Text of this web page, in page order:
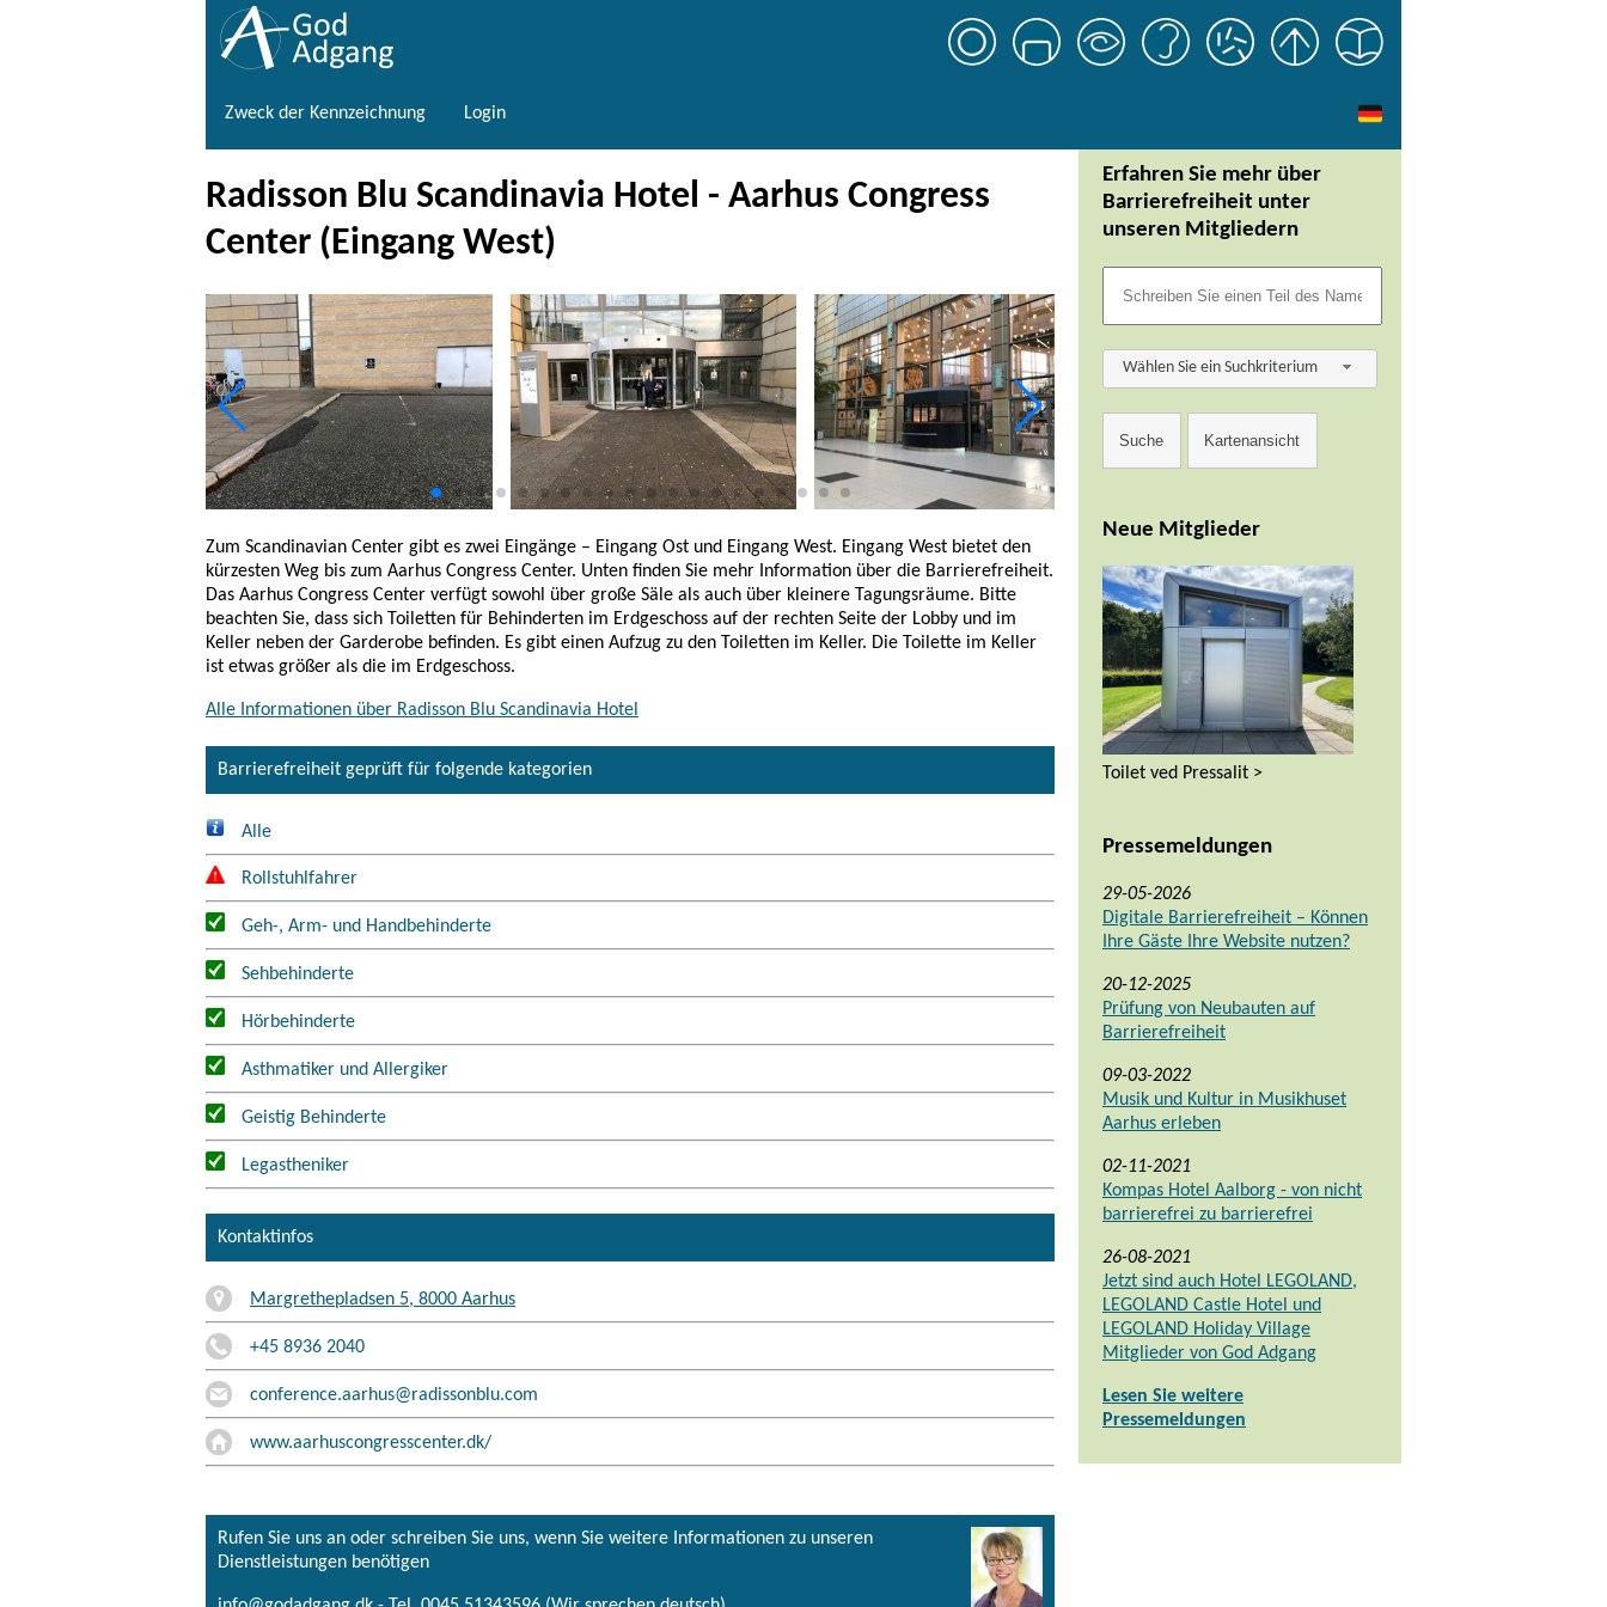
Zweck der Kennzeichnung Login
Radisson Blu Scandinavia Hotel - Aarhus Congress
Center (Eingang West)
Zum Scandinavian Center gibt es zwei Eingänge – Eingang Ost und Eingang West. Eingang West bietet den
kürzesten Weg bis zum Aarhus Congress Center. Unten finden Sie mehr Information über die Barrierefreiheit.
Das Aarhus Congress Center verfügt sowohl über große Säle als auch über kleinere Tagungsräume. Bitte
beachten Sie, dass sich Toiletten für Behinderten im Erdgeschoss auf der rechten Seite der Lobby und im
Keller neben der Garderobe befinden. Es gibt einen Aufzug zu den Toiletten im Keller. Die Toilette im Keller
ist etwas größer als die im Erdgeschoss.
Alle Informationen über Radisson Blu Scandinavia Hotel
Barrierefreiheit geprüft für folgende kategorien
Alle
Rollstuhlfahrer
Geh-, Arm- und Handbehinderte
Sehbehinderte
Hörbehinderte
Asthmatiker und Allergiker
Geistig Behinderte
Legastheniker
Kontaktinfos
Margrethepladsen 5, 8000 Aarhus
+45 8936 2040
conference.aarhus@radissonblu.com
www.aarhuscongresscenter.dk/
Rufen Sie uns an oder schreiben Sie uns, wenn Sie weitere Informationen zu unseren
Dienstleistungen benötigen
Erfahren Sie mehr über
Barrierefreiheit unter
unseren Mitgliedern
Wählen Sie ein Suchkriterium
Neue Mitglieder
Toilet ved Pressalit >
Pressemeldungen
29-05-2026
Digitale Barrierefreiheit – Können
Ihre Gäste Ihre Website nutzen?
20-12-2025
Prüfung von Neubauten auf
Barrierefreiheit
09-03-2022
Musik und Kultur in Musikhuset
Aarhus erleben
02-11-2021
Kompas Hotel Aalborg - von nicht
barrierefrei zu barrierefrei
26-08-2021
Jetzt sind auch Hotel LEGOLAND,
LEGOLAND Castle Hotel und
LEGOLAND Holiday Village
Mitglieder von God Adgang
Lesen Sie weitere
Pressemeldungen